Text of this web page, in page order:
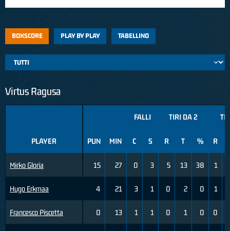
BOXSCORE PLAY BY PLAY TABELLINO
Virtus Ragusa
PLAYER
Mirko Gloria
Hugo Erkmaa
Francesco Piscetta
FALLI TIRI DA 2
PUN MIN C S R T % R
15 27 0 3 5 13 38 1
4 21 3 1 0 2 0 1
0 13 1 1 0 1 0 0